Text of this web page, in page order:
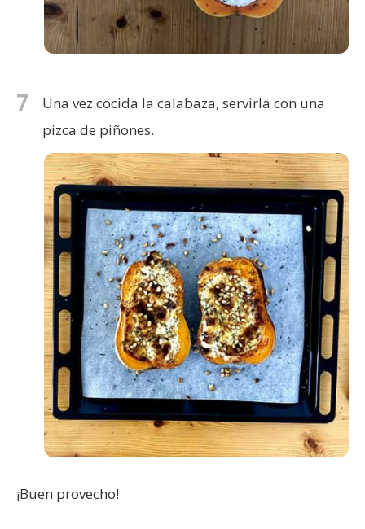
7
Una vez cocida la calabaza, servirla con una
pizca de piñones.
¡Buen provecho!